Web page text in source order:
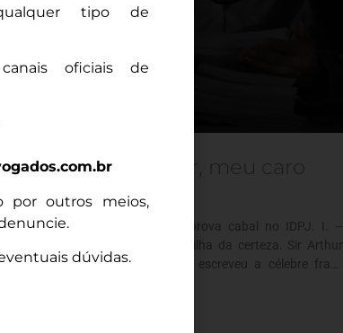
É elementar, meu caro
O caso da ilusória prova cabal no IDPJ. I. –
Introdução: A armadilha da certeza. Sir Arthur
Conan Doyle jamais escreveu a célebre frase
tipo de
oficiais de
por outros meios,
dúvidas.